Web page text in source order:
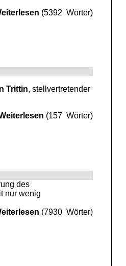
(5392 Wörter)
Trittin, stellvertretender
(157 Wörter)
des
nur wenig
(7930 Wörter)